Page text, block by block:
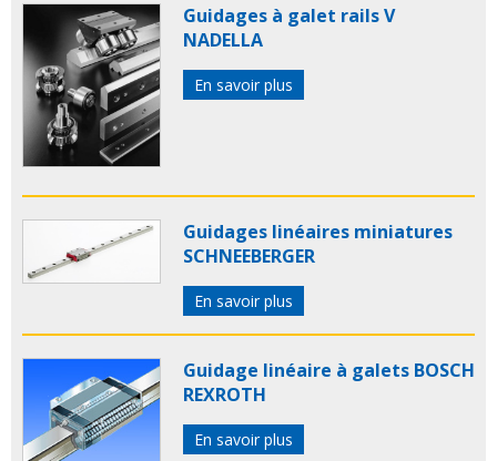
Guidages à galet rails V
NADELLA
En savoir plus
Guidages linéaires miniatures
SCHNEEBERGER
En savoir plus
Guidage linéaire à galets BOSCH
REXROTH
En savoir plus